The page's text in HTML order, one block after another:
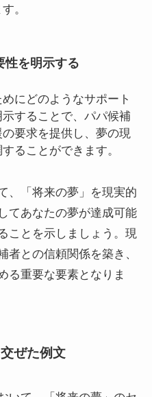
。
性を明示する
にどのようなサポート
することで、パパ候補
要求を提供し、夢の現
ることができます。
、「将来の夢」を現実的
てあなたの夢が達成可能
ことを示しましょう。現
者との信頼関係を築き、
る重要な要素となりま
ぜた例文